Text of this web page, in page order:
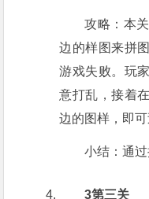
攻略：本
边的样图来拼
游戏失败。玩
意打乱，接着
边的图样，即可
小结：通
3第三关